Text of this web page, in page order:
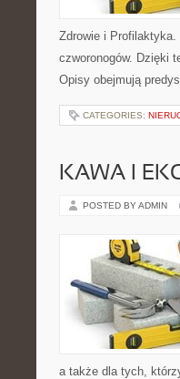
Zdrowie i
czworonogów. Dzięki
Opisy obejmują
CATEGORIES:
KAWA I
POSTED BY ADMIN
a także dla tych,